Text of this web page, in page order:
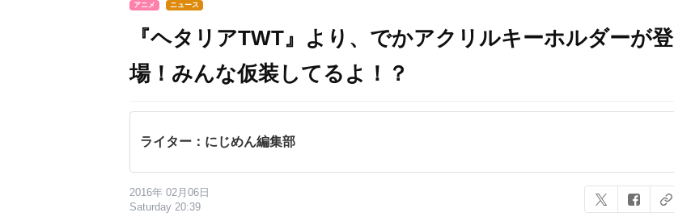
アニメ ニュース
『ヘタリアTWT』より、でかアクリルキーホルダーが登
場！みんな仮装してるよ！？
ライター：にじめん編集部
2016年 02月06日
Saturday 20:39